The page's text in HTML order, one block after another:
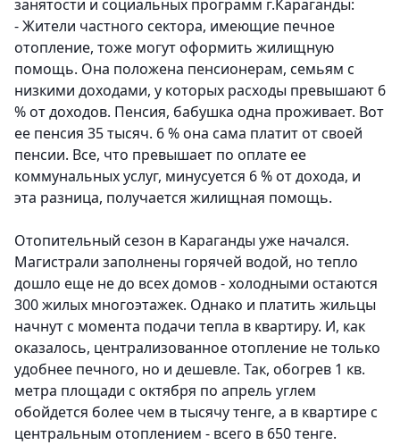
занятости и социальных программ г.Караганды:
- Жители частного сектора, имеющие печное
отопление, тоже могут оформить жилищную
помощь. Она положена пенсионерам, семьям с
низкими доходами, у которых расходы превышают 6
% от доходов. Пенсия, бабушка одна проживает. Вот
ее пенсия 35 тысяч. 6 % она сама платит от своей
пенсии. Все, что превышает по оплате ее
коммунальных услуг, минусуется 6 % от дохода, и
эта разница, получается жилищная помощь.
Отопительный сезон в Караганды уже начался.
Магистрали заполнены горячей водой, но тепло
дошло еще не до всех домов - холодными остаются
300 жилых многоэтажек. Однако и платить жильцы
начнут с момента подачи тепла в квартиру. И, как
оказалось, централизованное отопление не только
удобнее печного, но и дешевле. Так, обогрев 1 кв.
метра площади с октября по апрель углем
обойдется более чем в тысячу тенге, а в квартире с
центральным отоплением - всего в 650 тенге.